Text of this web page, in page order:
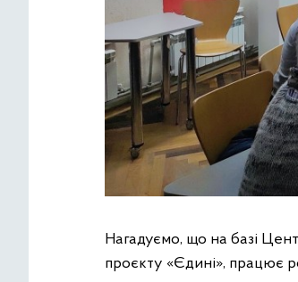
Нагадуємо, що на базі
проєкту «Єдині», працює